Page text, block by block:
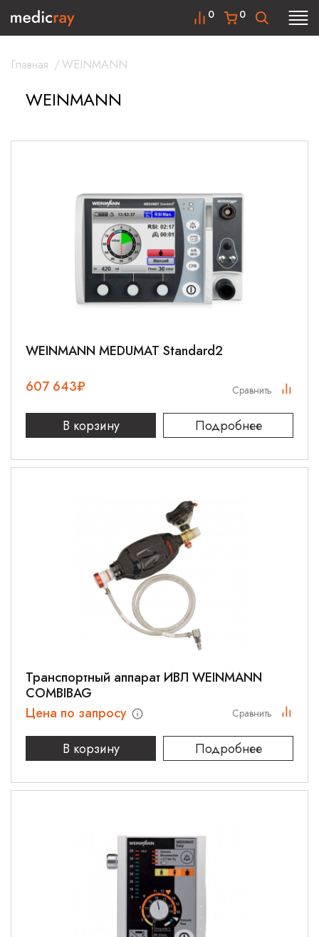
0
0
Главная /WEINMANN
WEINMANN
WEINMANN MEDUMAT Standard2
607 643₽
В корзину Подробнее
Сравнить
Транспортный аппарат ИВЛ WEINMANN
COMBIBAG
Цена по запросу
В корзину
Подробнее
Сравнить